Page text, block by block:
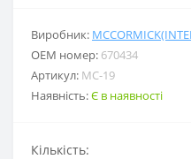
Виробник:
ОЕМ номер: 670434
Артикул: MC-19
Наявність:Є в наявності
Кількість: